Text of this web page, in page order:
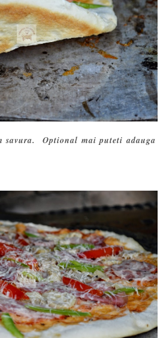
savura. Optional mai puteti adauga